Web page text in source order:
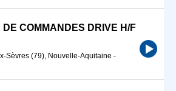
DE COMMANDES DRIVE H/F
Sèvres (79), Nouvelle-Aquitaine -